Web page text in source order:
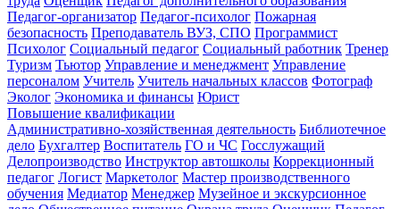
Педагог-организатор Педагог-психолог Пожарная
безопасность Преподаватель ВУЗ, СПО Программист
Психолог Социальный педагог Социальный работник Тренер
Туризм Тьютор Управление и менеджмент Управление
персоналом Учитель Учитель начальных классов Фотограф
Эколог Экономика и финансы Юрист
Повышение квалификации
Административно-хозяйственная деятельность Библиотечное
дело Бухгалтер Воспитатель ГО и ЧС Госслужащий
Делопроизводство Инструктор автошколы Коррекционный
педагог Логист Маркетолог Мастер производственного
обучения Медиатор Менеджер Музейное и экскурсионное